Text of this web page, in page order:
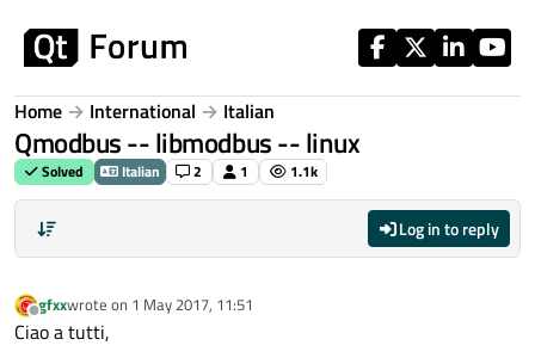
Home International Italian
Qmodbus -- libmodbus -- linux
Solved Italian 2 1 1.1k
Log in to reply
Offline
gfxxwrote on 1 May 2017, 11:51
last edited by
Ciao a tutti,